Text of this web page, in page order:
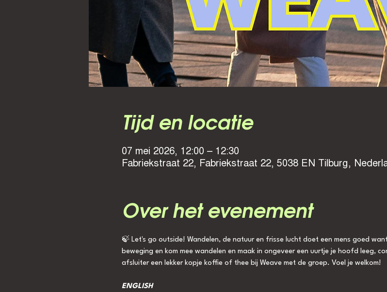
Tijd en locatie
07 mei 2026, 12:00 – 12:30
Fabriekstraat 22, Fabriekstraat 22, 5038 EN Tilburg,
Over het evenement
🍃 Let's go outside! Wandelen, de natuur en frisse lucht doet een mens goed
beweging en kom mee wandelen en maak in ongeveer een uurtje je hoofd leeg,
afsluiter een lekker kopje koffie of thee bij Weave met de groep. Voel je welkom!
ENGLISH